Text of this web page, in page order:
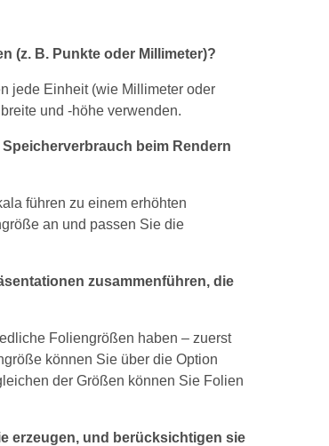
(z. B. Punkte oder Millimeter)?
jede Einheit (wie Millimeter oder
und -höhe verwenden.
beim Rendern
führen zu einem erhöhten
an und passen Sie die
zusammenführen, die
Foliengrößen haben – zuerst
können Sie über die Option
der Größen können Sie Folien
erzeugen, und berücksichtigen sie